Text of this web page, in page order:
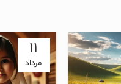
11
مرداد